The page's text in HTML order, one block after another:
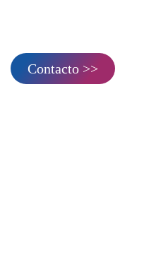
Contacto >>